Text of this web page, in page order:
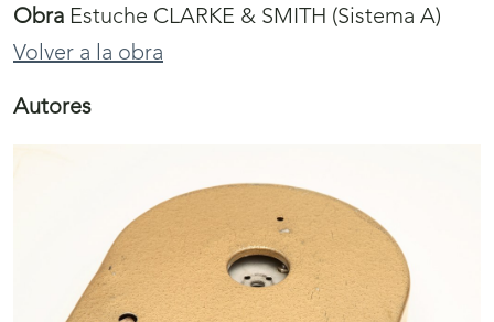
Obra Estuche CLARKE & SMITH (Sistema A)
Volver a la obra
Autores